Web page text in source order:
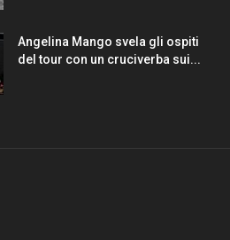
Angelina Mango svela gli ospiti
del tour con un cruciverba sui...